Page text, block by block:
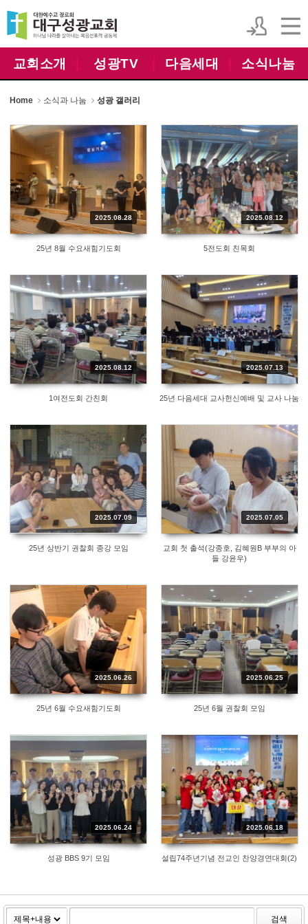
교회소개 성광TV 다음세대 소식나눔
Home 소식과 나눔 성광 갤러리
2025.08.28
25년 8월 수요새힘기도회
2025.08.12
5전도회 친목회
2025.08.12
1여전도회 간친회
2025.07.13
25년 다음세대 교사헌신예배 및 교사 나눔
2025.07.09
25년 상반기 권찰회 종강 모임
2025.07.05
교회 첫 출석(강종호, 김혜원B 부부의 아
들 강윤우)
2025.06.26
25년 6월 수요새힘기도회
2025.06.25
25년 6월 권찰회 모임
2025.06.24
성광 BBS 9기 모임
2025.06.18
설립74주년기념 전교인 찬양경연대회(2)
검색